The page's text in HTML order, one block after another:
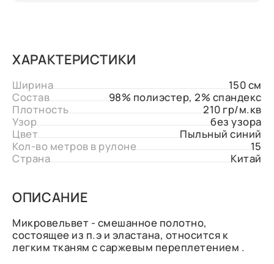
ХАРАКТЕРИСТИКИ
Ширина
150 см
Состав
98% полиэстер, 2% спандекс
Плотность
210 гр/м.кв
Узор
без узора
Цвет
Пыльный синий
Кол-во метров в рулоне
15
Страна
Китай
ОПИСАНИЕ
Микровельвет - смешанное полотно,
состоящее из п.э и эластана, относится к
легким тканям с саржевым переплетением .